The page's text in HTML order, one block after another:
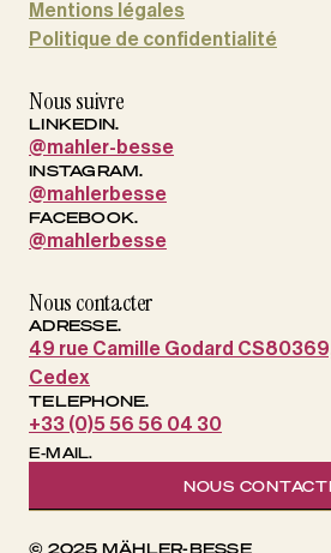
Mentions légales
Politique de confidentialité
Nous suivre
LINKEDIN.
@mahler-besse
INSTAGRAM.
@mahlerbesse
FACEBOOK.
@mahlerbesse
Nous contacter
ADRESSE.
49 rue Camille Godard
Cedex
TELEPHONE.
+33 (0)5 56 56 04 30
E-MAIL.
NOUS
© 2025 MÄHLER-BESSE